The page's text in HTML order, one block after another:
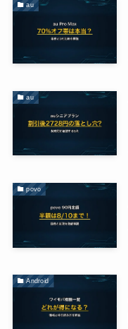
au
au
povo
Android